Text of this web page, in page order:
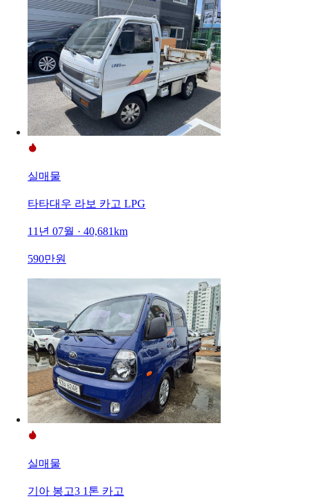
실매물
타타대우 라보 카고 LPG
11년 07월 · 40,681km
590만원
실매물
기아 봉고3 1톤 카고